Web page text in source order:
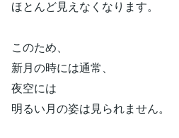
ほとんど見えなくなります。
このため、
新月の時には通常、
夜空には
明るい月の姿は見られません。